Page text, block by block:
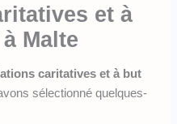
et à
Malte
caritatives et à but
sélectionné quelques-